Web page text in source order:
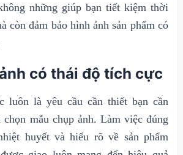
những giúp bạn tiết kiệm thời
còn đảm bảo hình ảnh sản phẩm có
có thái độ tích cực
luôn là yêu cầu cần thiết bạn cần
mẫu chụp ảnh. Làm việc đúng
huyết và hiểu rõ về sản phẩm